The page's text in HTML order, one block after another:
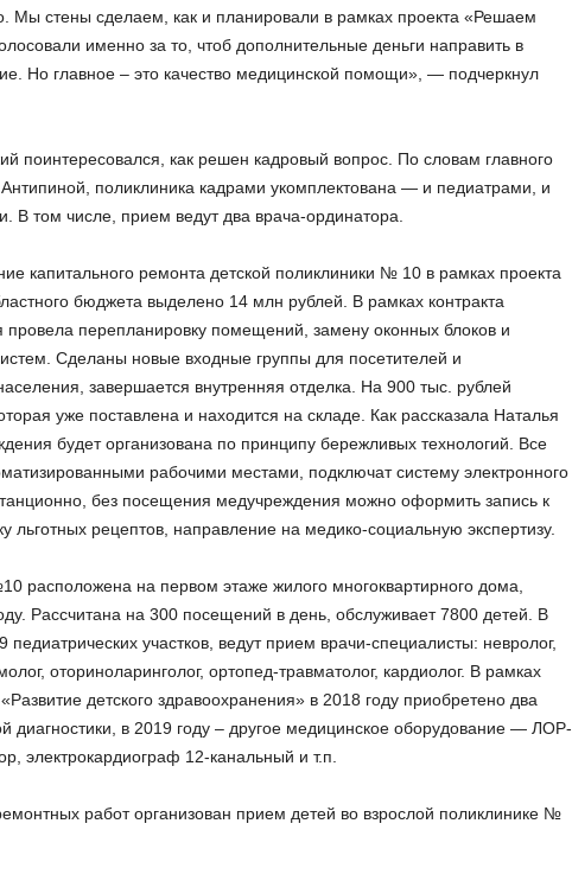
Мы стены сделаем, как и планировали в рамках проекта «Решаем
именно за то, чтоб дополнительные деньги направить в
Но главное – это качество медицинской помощи», — подчеркнул
поинтересовался, как решен кадровый вопрос. По словам главного
поликлиника кадрами укомплектована — и педиатрами, и
В том числе, прием ведут два врача-ординатора.
капитального ремонта детской поликлиники № 10 в рамках проекта
бюджета выделено 14 млн рублей. В рамках контракта
провела перепланировку помещений, замену оконных блоков и
Сделаны новые входные группы для посетителей и
завершается внутренняя отделка. На 900 тыс. рублей
уже поставлена и находится на складе. Как рассказала Наталья
будет организована по принципу бережливых технологий. Все
рабочими местами, подключат систему электронного
без посещения медучреждения можно оформить запись к
льготных рецептов, направление на медико-социальную экспертизу.
расположена на первом этаже жилого многоквартирного дома,
Рассчитана на 300 посещений в день, обслуживает 7800 детей. В
педиатрических участков, ведут прием врачи-специалисты: невролог,
оториноларинголог, ортопед-травматолог, кардиолог. В рамках
детского здравоохранения» в 2018 году приобретено два
диагностики, в 2019 году – другое медицинское оборудование — ЛОР-
электрокардиограф 12-канальный и т.п.
работ организован прием детей во взрослой поликлинике №